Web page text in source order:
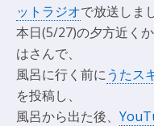
ットラジオで放送しま
本日(5/27)の夕方近く
はさんで、
風呂に行く前にうたス
を投稿し、
風呂から出た後、